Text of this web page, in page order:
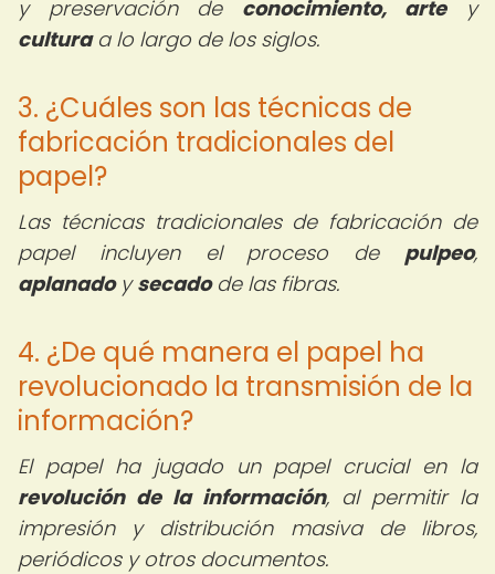
y preservación de conocimiento, artey
culturaa lo largo de los siglos.
3. ¿Cuáles son las técnicas de
fabricación tradicionales del
papel?
Las técnicas tradicionales de fabricación de
papel incluyen el proceso de pulpeo,
aplanadoysecadode las fibras.
4. ¿De qué manera el papel ha
revolucionado la transmisión de la
información?
El papel ha jugado un papel crucial en la
revolución de la información, al permitir la
impresión y distribución masiva de libros,
periódicos y otros documentos.